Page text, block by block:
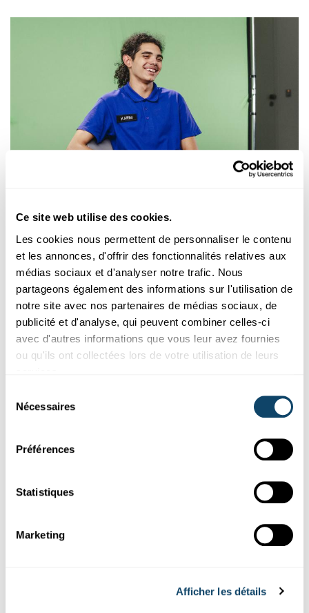
Ce site web utilise des cookies.
Les cookies nous permettent de personnaliser le contenu
et les annonces, d'offrir des fonctionnalités relatives aux
médias sociaux et d'analyser notre trafic. Nous
partageons également des informations sur l'utilisation de
notre site avec nos partenaires de médias sociaux, de
publicité et d'analyse, qui peuvent combiner celles-ci
avec d'autres informations que vous leur avez fournies
ou qu'ils ont collectées lors de votre utilisation de leurs
Nécessaires
Préférences
Statistiques
Marketing
Afficher les détails
Interview avec Karim Pereira, candidat à Take
Off
Vous voulez savoir ce qu'il est possible d’accomplir quand on
sort des sentiers battus ? Alors lisez notre interview exclusive
avec Karim Pereira, candidat de la Take Off Science Challenge
Show.
FNR